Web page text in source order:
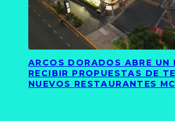
ARCOS DORADOS ABRE UN
RECIBIR PROPUESTAS DE
NUEVOS RESTAURANTES